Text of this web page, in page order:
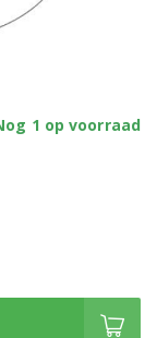
1 op voorraad